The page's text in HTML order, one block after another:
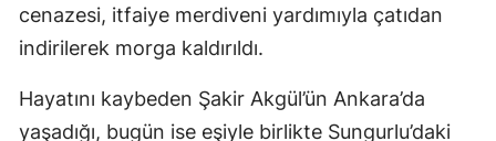
cenazesi, itfaiye merdiveni yardımıyla çatıdan
indirilerek morga kaldırıldı.
Hayatını kaybeden Şakir Akgül’ün Ankara’da
yaşadığı, bugün ise eşiyle birlikte Sungurlu’daki